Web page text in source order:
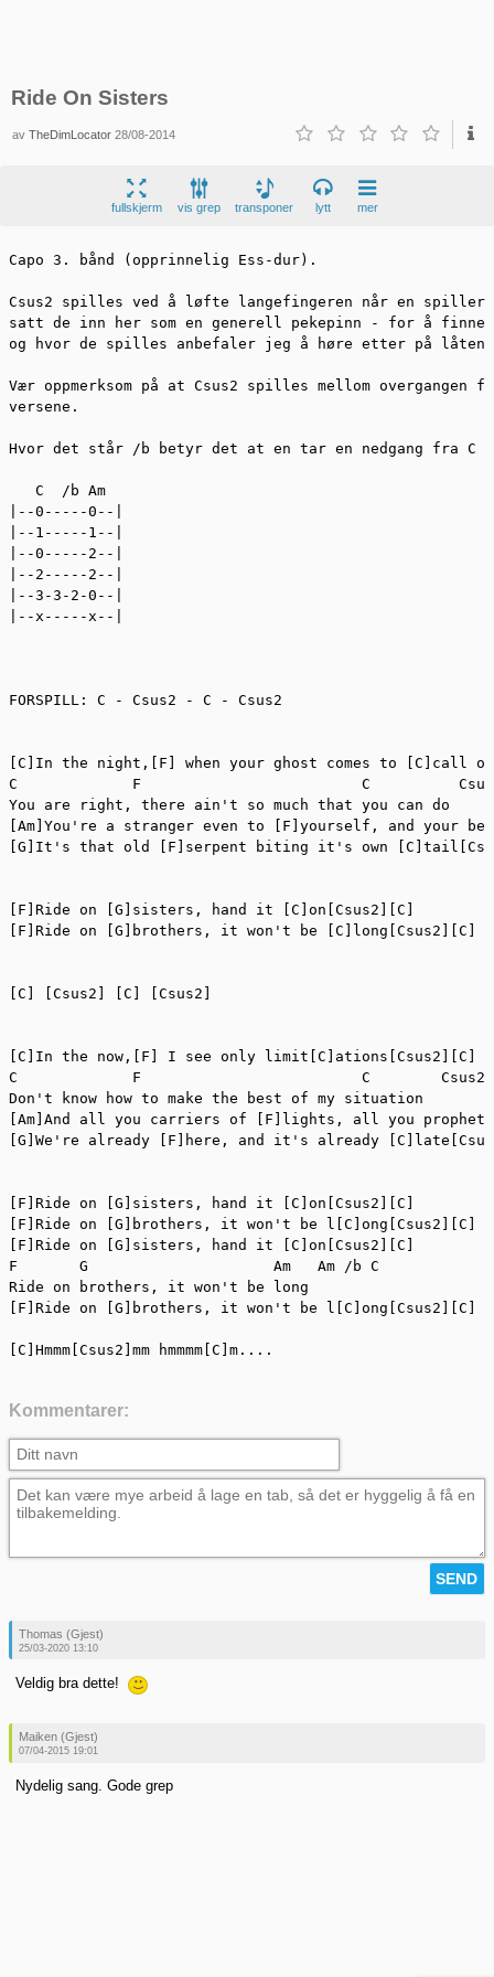
Ride On Sisters
avTheDimLocator 28/08-2014
fullskjerm vis grep transponer lytt mer
Capo 3. bånd (opprinnelig Ess-dur).
Csus2 spilles ved å løfte langefingeren når en spiller
satt de inn her som en generell pekepinn - for å finne
og hvor de spilles anbefaler jeg å høre etter på låten.
Vær oppmerksom på at Csus2 spilles mellom
versene.
Hvor det står /b betyr det at en tar en nedgang fra
   C  /b Am
|--0-----0--|
|--1-----1--|
|--0-----2--|
|--2-----2--|
|--3-3-2-0--|
|--x-----x--|
FORSPILL: C - Csus2 - C - Csus2
[C]In the night,[F] when your ghost comes to [C]call on
C             F                         C
You are right, there ain't so much that you can do
[Am]You're a stranger even to [F]yourself, and your
[G]It's that old [F]serpent biting it's own
[F]Ride on [G]sisters, hand it [C]on[Csus2][C]
[F]Ride on [G]brothers, it won't be [C]long[Csus2][C]
[C] [Csus2] [C] [Csus2]
[C]In the now,[F] I see only limit[C]ations[Csus2][C]
C             F                         C        Csus2
Don't know how to make the best of my situation
[Am]And all you carriers of [F]lights, all you prophets
[G]We're already [F]here, and it's already
[F]Ride on [G]sisters, hand it [C]on[Csus2][C]
[F]Ride on [G]brothers, it won't be l[C]ong[Csus2][C]
[F]Ride on [G]sisters, hand it [C]on[Csus2][C]
F       G                     Am   Am /b C
Ride on brothers, it won't be long
[F]Ride on [G]brothers, it won't be l[C]ong[Csus2][C]
[C]Hmmm[Csus2]mm hmmmm[C]m....
Kommentarer:
Thomas (Gjest)
25/03-2020 13:10
Veldig bra dette!
Maiken (Gjest)
07/04-2015 19:01
Nydelig sang. Gode grep